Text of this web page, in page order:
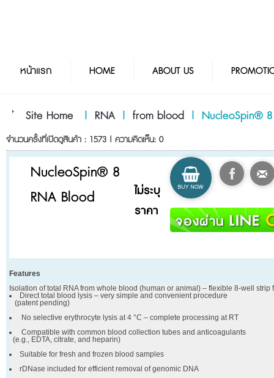
หน้าแรก HOME ABOUT US
Site Home | RNA | from blood | NucleoSpin®
จำนวนครั้งที่เปิดดูสินค้า : 1573 | ความคิดเห็น: 0
NucleoSpin® 8
RNA Blood
ไม่ระบุ
ราคา
Features
Direct total blood lysis – very simple and convenient procedure
   (patent pending)
No selective erythrocyte lysis at 4 °C – complete processing at RT
Compatible with common blood collection tubes and anticoagulants
  (e.g., EDTA, citrate, and heparin)
Suitable for fresh and frozen blood samples
rDNase included for efficient removal of genomic DNA